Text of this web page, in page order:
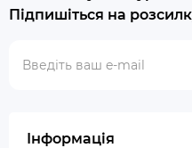
Підпишіться на
Інформація